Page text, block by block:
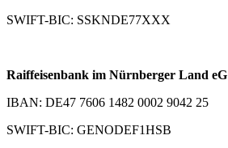
SWIFT-BIC: SSKNDE77XXX
Raiffeisenbank im Nürnberger Land eG
IBAN: DE47 7606 1482 0002 9042 25
SWIFT-BIC: GENODEF1HSB